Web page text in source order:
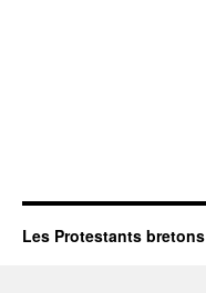
Les Protestants bretons